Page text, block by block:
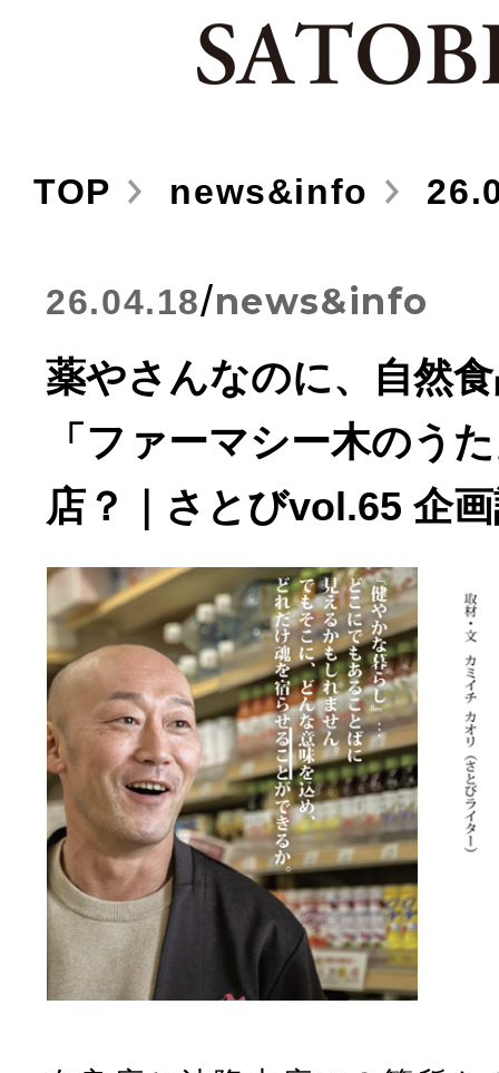
TOP news&info
26.04.18/news&info
薬やさんなのに、自然
「ファーマシー木のう
店？｜さとびvol.65 企